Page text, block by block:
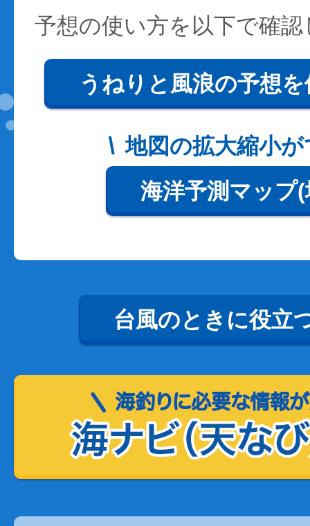
予想の使い方を以下で確
うねりと風浪の予想
地図の拡大縮小
海洋予測マップ
台風のときに役立